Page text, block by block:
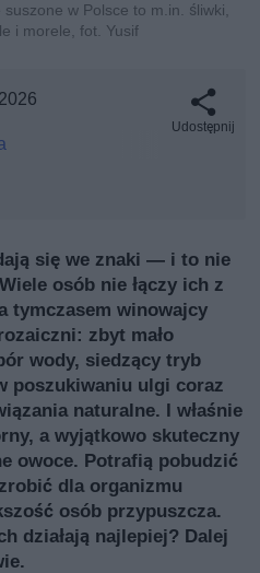
w Polsce to m.in. śliwki,
i morele, fot. Yusif
Udostępnij
się we znaki — i to nie
osób nie łączy ich z
tymczasem winowajcy
zbyt mało
wody, siedzący tryb
poszukiwaniu ulgi coraz
naturalne. I właśnie
a wyjątkowo skuteczny
owoce. Potrafią pobudzić
dla organizmu
osób przypuszcza.
działają najlepiej? Dalej